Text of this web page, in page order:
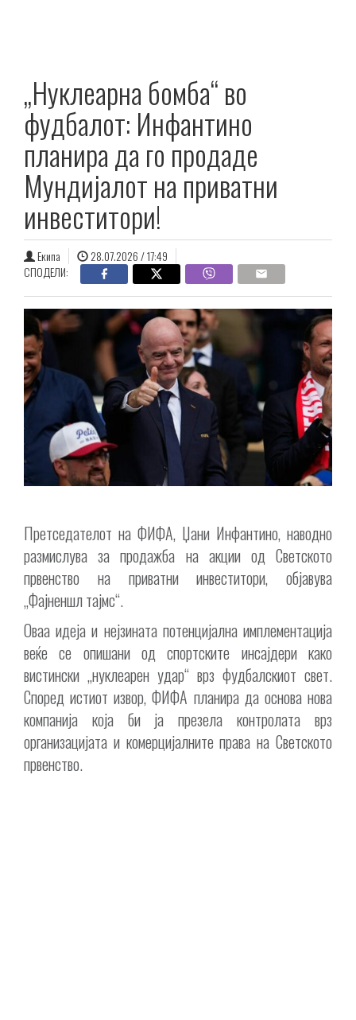
„Нуклеарна бомба“ во
фудбалот: Инфантино
планира да го продаде
Мундијалот на приватни
инвеститори!
Екипа
28.07.2026 / 17:49
СПОДЕЛИ:
Претседателот на ФИФА, Џани Инфантино, наводно
размислува за продажба на акции од Светското
првенство на приватни инвеститори, објавува
„Фајненшл тајмс“.
Оваа идеја и нејзината потенцијална имплементација
веќе се опишани од спортските инсајдери како
вистински „нуклеарен удар“ врз фудбалскиот свет.
Според истиот извор, ФИФА планира да основа нова
компанија која би ја презела контролата врз
организацијата и комерцијалните права на Светското
првенство.